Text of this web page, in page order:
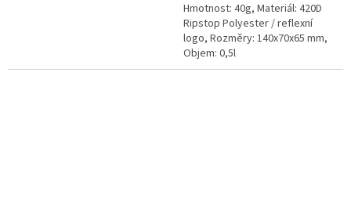
Hmotnost: 40g, Materiál: 420D
Ripstop Polyester / reflexní
logo, Rozměry: 140x70x65 mm,
Objem: 0,5l